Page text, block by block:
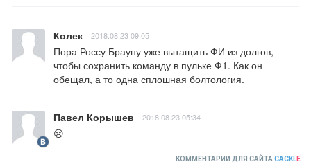
Колек 2018.08.23 09:05
Пора Россу Брауну уже вытащить ФИ из долгов,
чтобы сохранить команду в пульке Ф1. Как он
обещал, а то одна сплошная болтология.
Павел Корышев 2018.08.23 05:34
😢
КОММЕНТАРИИ ДЛЯ САЙТА CACKLE